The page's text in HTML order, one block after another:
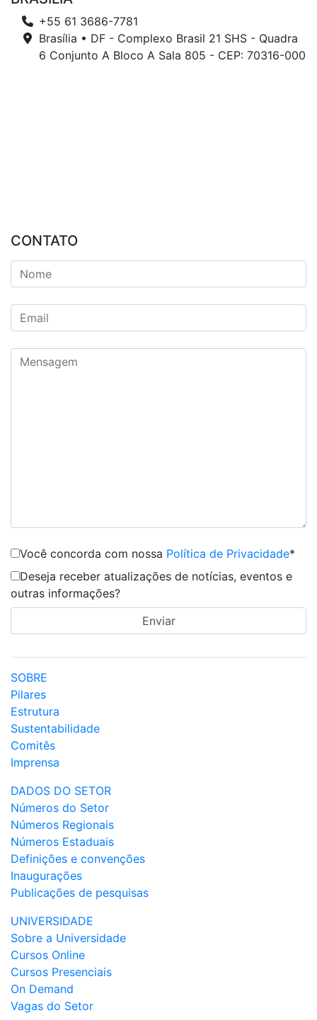
+55 61 3686-7781
Brasília • DF - Complexo Brasil 21 SHS - Quadra
6 Conjunto A Bloco A Sala 805 - CEP: 70316-000
CONTATO
Você concorda com nossa Política de Privacidade*
Deseja receber atualizações de notícias, eventos e
outras informações?
SOBRE
Pilares
Estrutura
Sustentabilidade
Comitês
Imprensa
DADOS DO SETOR
Números do Setor
Números Regionais
Números Estaduais
Definições e convenções
Inaugurações
Publicações de pesquisas
UNIVERSIDADE
Sobre a Universidade
Cursos Online
Cursos Presenciais
On Demand
Vagas do Setor